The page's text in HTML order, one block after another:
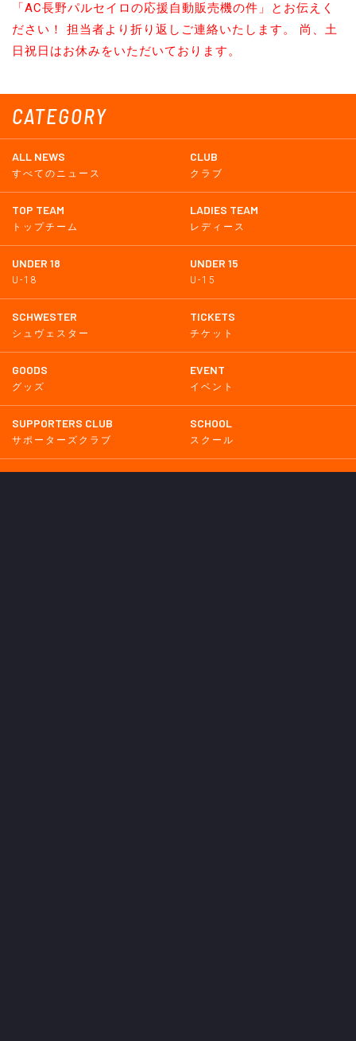
CATEGORY
ALL NEWS
すべてのニュース
CLUB
クラブ
TOP TEAM
トップチーム
LADIES TEAM
レディース
UNDER 18
U-18
UNDER 15
U-15
SCHWESTER
シュヴェスター
TICKETS
チケット
GOODS
グッズ
EVENT
イベント
SUPPORTERS CLUB
サポーターズクラブ
SCHOOL
スクール
HOMETOWN MEDIA
「AC長野パルセイロの応援自動販売機の件」とお伝えく
ださい！ 担当者より折り返しご連絡いたします。 尚、土
日祝日はお休みをいただいております。